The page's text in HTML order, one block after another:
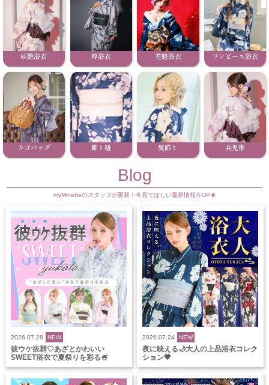
妖艶浴衣 粋浴衣 花魁浴衣 ワンピース浴衣
カゴバッグ 飾り紐 髪飾り 兵児帯
Blog
myMinetteのスタッフが更新！今見てほしい最新情報をUP★
2026.07.28 NEW
彼ウケ抜群♡あざとかわいい
SWEET浴衣で夏祭りを彩る🍧
2026.07.24 NEW
夜に映える🌙大人の上品浴衣コレク
ション🖤